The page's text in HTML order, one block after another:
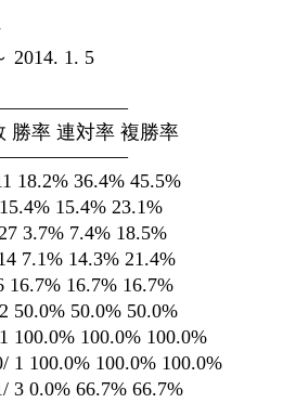
2014. 1. 5
勝率 連対率 複勝率
18.2% 36.4% 45.5%
15.4% 23.1%
3.7% 7.4% 18.5%
7.1% 14.3% 21.4%
16.7% 16.7%
50.0% 50.0% 50.0%
100.0% 100.0% 100.0%
1 100.0% 100.0% 100.0%
3 0.0% 66.7% 66.7%